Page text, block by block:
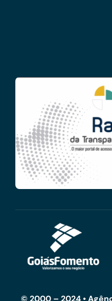
© 2000 – 2024 •